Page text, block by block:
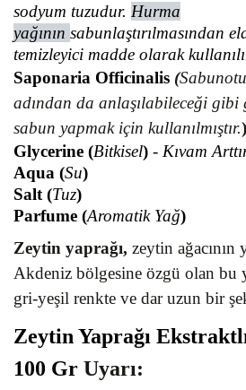
sodyum tuzudur. Hurma
yağının sabunlaştırılmasından
temizleyici madde olarak
Saponaria Officinalis (
adından da anlaşılabileceği gibi
sabun yapmak için kullanılmıştır.)
Glycerine (Bitkisel) - Kıvam
Aqua (Su)
Salt (Tuz)
Parfume (Aromatik Yağ)
Zeytin yaprağı, zeytin ağacının
Akdeniz bölgesine özgü olan bu
gri-yeşil renkte ve dar uzun bir
Zeytin Yaprağı
100 Gr Uyarı: